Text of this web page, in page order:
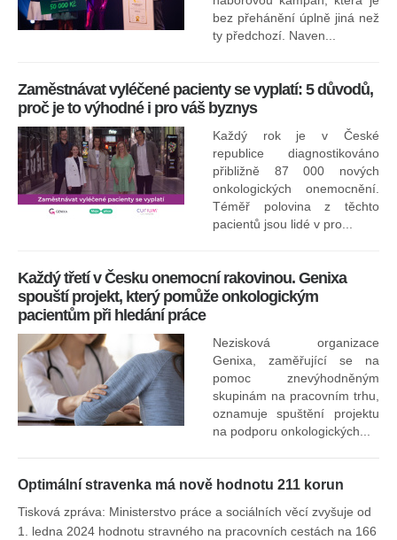
bez přehánění úplně jiná než
ty předchozí. Naven...
Zaměstnávat vyléčené pacienty se vyplatí: 5 důvodů,
proč je to výhodné i pro váš byznys
Každý rok je v České
republice diagnostikováno
přibližně 87 000 nových
onkologických onemocnění.
Téměř polovina z těchto
pacientů jsou lidé v pro...
Každý třetí v Česku onemocní rakovinou. Genixa
spouští projekt, který pomůže onkologickým
pacientům při hledání práce
Nezisková organizace
Genixa, zaměřující se na
pomoc znevýhodněným
skupinám na pracovním trhu,
oznamuje spuštění projektu
na podporu onkologických...
Optimální stravenka má nově hodnotu 211 korun
Tisková zpráva: Ministerstvo práce a sociálních věcí zvyšuje od
1. ledna 2024 hodnotu stravného na pracovních cestách na 166